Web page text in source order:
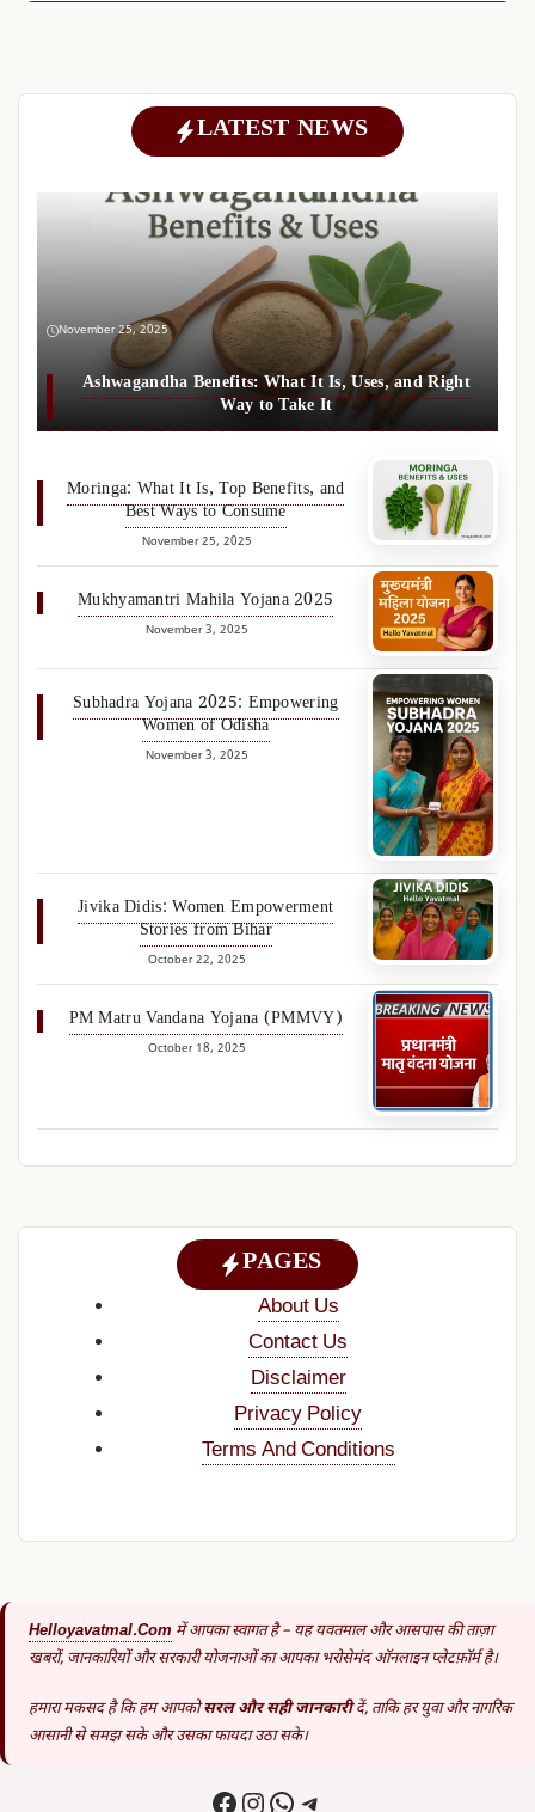
LATEST NEWS
November 25, 2025
Ashwagandha Benefits: What It Is, Uses, and Right
Way to Take It
Moringa: What It Is, Top Benefits, and
Best Ways to Consume
November 25, 2025
Mukhyamantri Mahila Yojana 2025
November 3, 2025
Subhadra Yojana 2025: Empowering
Women of Odisha
November 3, 2025
Jivika Didis: Women Empowerment
Stories from Bihar
October 22, 2025
PM Matru Vandana Yojana (PMMVY)
October 18, 2025
PAGES
About Us
Contact Us
Disclaimer
Privacy Policy
Terms And Conditions
Helloyavatmal.com में आपका स्वागत है – यह यवतमाल और आसपास की ताज़ा
खबरों, जानकारियों और सरकारी योजनाओं का आपका भरोसेमंद ऑनलाइन प्लेटफ़ॉर्म है।
हमारा मकसद है कि हम आपकोसरल और सही जानकारीदें, ताकि हर युवा और नागरिक
आसानी से समझ सके और उसका फायदा उठा सके।
Facebook Instagram WhatsApp Telegram